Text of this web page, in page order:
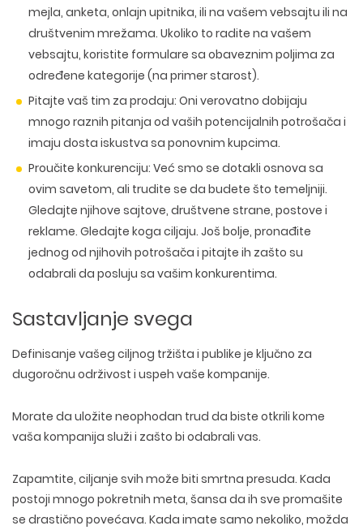
mejla, anketa, onlajn upitnika, ili na vašem vebsajtu ili na
društvenim mrežama. Ukoliko to radite na vašem
vebsajtu, koristite formulare sa obaveznim poljima za
određene kategorije (na primer starost).
Pitajte vaš tim za prodaju: Oni verovatno dobijaju
mnogo raznih pitanja od vaših potencijalnih potrošača i
imaju dosta iskustva sa ponovnim kupcima.
Proučite konkurenciju: Već smo se dotakli osnova sa
ovim savetom, ali trudite se da budete što temeljniji.
Gledajte njihove sajtove, društvene strane, postove i
reklame. Gledajte koga ciljaju. Još bolje, pronađite
jednog od njihovih potrošača i pitajte ih zašto su
odabrali da posluju sa vašim konkurentima.
Sastavljanje svega
Definisanje vašeg ciljnog tržišta i publike je ključno za
dugoročnu održivost i uspeh vaše kompanije.
Morate da uložite neophodan trud da biste otkrili kome
vaša kompanija služi i zašto bi odabrali vas.
Zapamtite, ciljanje svih može biti smrtna presuda. Kada
postoji mnogo pokretnih meta, šansa da ih sve promašite
se drastično povećava. Kada imate samo nekoliko, možda